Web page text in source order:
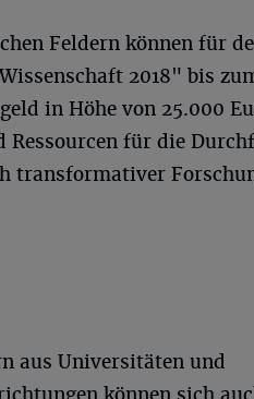
Feldern können für
2018" bis
in Höhe von 25.000
Ressourcen für die
transformativer
aus Universitäten und